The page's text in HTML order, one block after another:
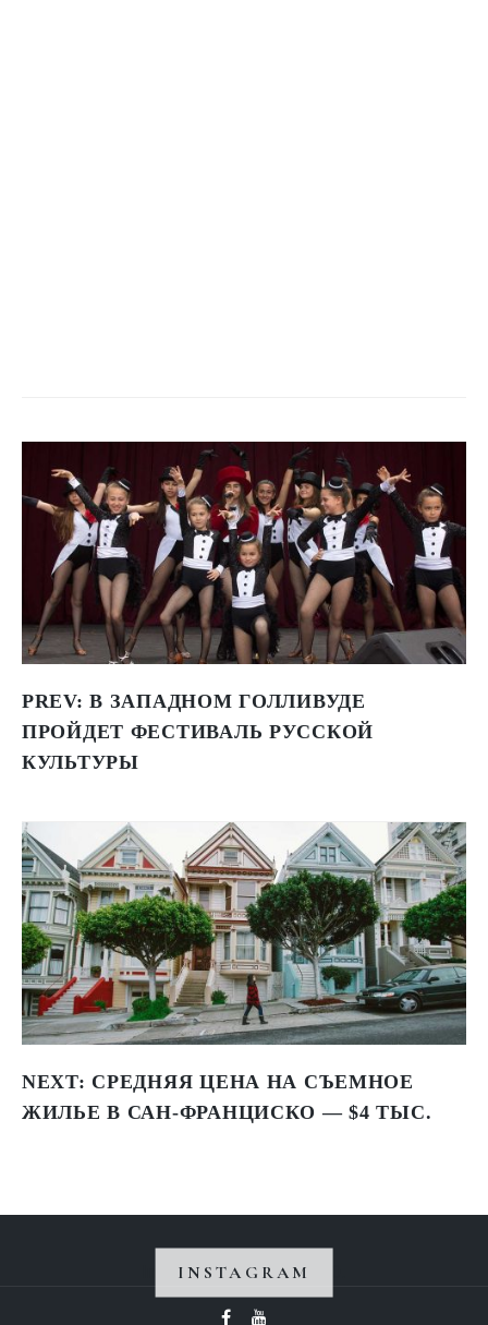
PREV: В ЗАПАДНОМ ГОЛЛИВУДЕ
ПРОЙДЕТ ФЕСТИВАЛЬ РУССКОЙ
КУЛЬТУРЫ
NEXT: СРЕДНЯЯ ЦЕНА НА СЪЕМНОЕ
ЖИЛЬЕ В САН-ФРАНЦИСКО — $4 ТЫС.
INSTAGRAM
Instagram не вернул 200.